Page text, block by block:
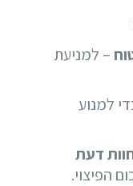
– למניעת
למנוע
דעת
הפיצוי.